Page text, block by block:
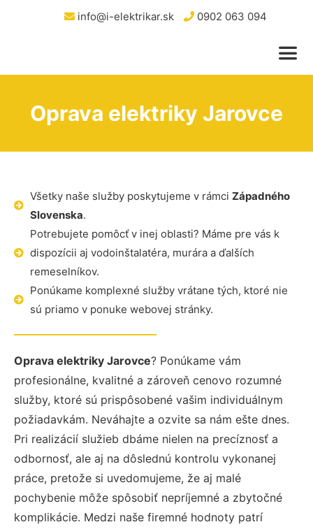
info@i-elektrikar.sk 0902 063 094
Oprava elektriky Jarovce
Všetky naše služby poskytujeme v rámci Západného
Slovenska.
Potrebujete pomôcť v inej oblasti? Máme pre vás k
dispozícii aj vodoinštalatéra, murára a ďalších
remeselníkov.
Ponúkame komplexné služby vrátane tých, ktoré nie
sú priamo v ponuke webovej stránky.
Oprava elektriky Jarovce? Ponúkame vám
profesionálne, kvalitné a zároveň cenovo rozumné
služby, ktoré sú prispôsobené vašim individuálnym
požiadavkám. Neváhajte a ozvite sa nám ešte dnes.
Pri realizácií služieb dbáme nielen na precíznosť a
odbornosť, ale aj na dôslednú kontrolu vykonanej
práce, pretože si uvedomujeme, že aj malé
pochybenie môže spôsobiť nepríjemné a zbytočné
komplikácie. Medzi naše firemné hodnoty patrí